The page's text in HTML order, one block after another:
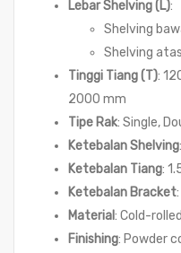
Lebar Shelving (L):
Shelving
Shelving
Tinggi Tiang (T):
2000 mm
Tipe Rak: Single,
Ketebalan Shelving
Ketebalan Tiang:
Ketebalan Bracket
Material: Cold-
Finishing: Powder